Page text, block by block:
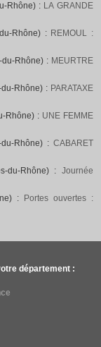
Rhône) : LA GRANDE
Rhône) : REMOUL :
Rhône) : MEURTRE
Rhône) : PARATAXE
Rhône) : UNE FEMME
Rhône) : CABARET
du-Rhône) : Journée
:
Portes ouvertes :
département :